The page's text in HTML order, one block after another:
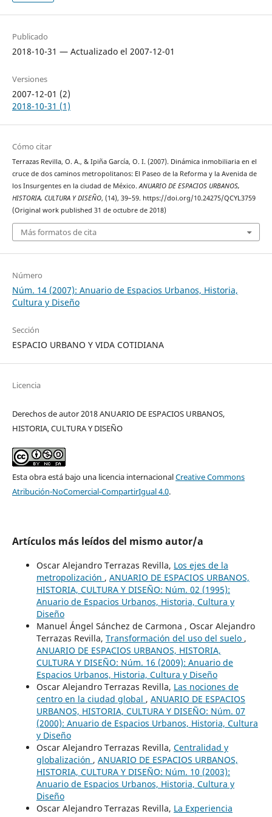
Publicado
2018-10-31 — Actualizado el 2007-12-01
Versiones
2007-12-01 (2)
2018-10-31 (1)
Cómo citar
Terrazas Revilla, O. A., & Ipiña García, O. I. (2007). Dinámica inmobiliaria en el
cruce de dos caminos metropolitanos: El Paseo de la Reforma y la Avenida de
los Insurgentes en la ciudad de México.ANUARIO DE ESPACIOS URBANOS,
HISTORIA, CULTURA Y DISEÑO, (14), 39–59. https://doi.org/10.24275/QCYL3759
(Original work published 31 de octubre de 2018)
Más formatos de cita
Número
Núm. 14 (2007): Anuario de Espacios Urbanos, Historia,
Cultura y Diseño
Sección
ESPACIO URBANO Y VIDA COTIDIANA
Licencia
Derechos de autor 2018 ANUARIO DE ESPACIOS URBANOS,
HISTORIA, CULTURA Y DISEÑO
Esta obra está bajo una licencia internacionalCreative Commons
Atribución-NoComercial-CompartirIgual 4.0.
Artículos más leídos del mismo autor/a
Oscar Alejandro Terrazas Revilla, Los ejes de la
metropolización , ANUARIO DE ESPACIOS URBANOS,
HISTORIA, CULTURA Y DISEÑO: Núm. 02 (1995):
Anuario de Espacios Urbanos, Historia, Cultura y
Diseño
Manuel Ángel Sánchez de Carmona , Oscar Alejandro
Terrazas Revilla, Transformación del uso del suelo ,
ANUARIO DE ESPACIOS URBANOS, HISTORIA,
CULTURA Y DISEÑO: Núm. 16 (2009): Anuario de
Espacios Urbanos, Historia, Cultura y Diseño
Oscar Alejandro Terrazas Revilla, Las nociones de
centro en la ciudad global , ANUARIO DE ESPACIOS
URBANOS, HISTORIA, CULTURA Y DISEÑO: Núm. 07
(2000): Anuario de Espacios Urbanos, Historia, Cultura
y Diseño
Oscar Alejandro Terrazas Revilla, Centralidad y
globalización , ANUARIO DE ESPACIOS URBANOS,
HISTORIA, CULTURA Y DISEÑO: Núm. 10 (2003):
Anuario de Espacios Urbanos, Historia, Cultura y
Diseño
Oscar Alejandro Terrazas Revilla, La Experiencia